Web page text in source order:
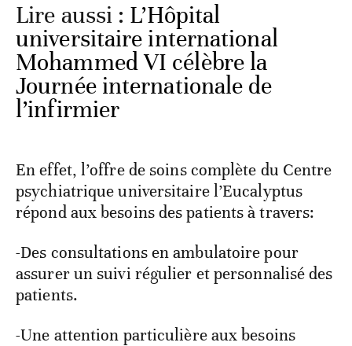
Lire aussi : L’Hôpital
universitaire international
Mohammed VI célèbre la
Journée internationale de
l’infirmier
En effet, l’offre de soins complète du Centre
psychiatrique universitaire l’Eucalyptus
répond aux besoins des patients à travers:
-Des consultations en ambulatoire pour
assurer un suivi régulier et personnalisé des
patients.
-Une attention particulière aux besoins